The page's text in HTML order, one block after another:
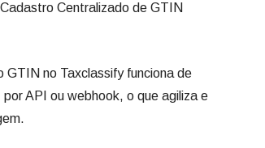
Centralizado de GTIN
GTIN no Taxclassify funciona de
API ou webhook, o que agiliza e